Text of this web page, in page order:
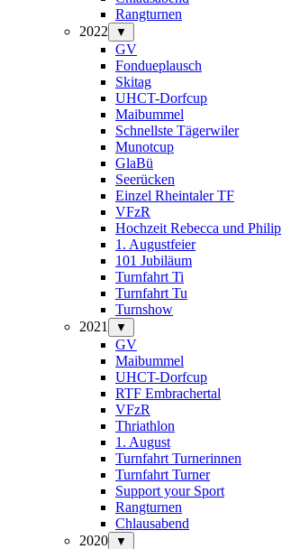
Rangturnen
2022
▼
GV
Fondueplausch
Skitag
UHCT-Dorfcup
Maibummel
Schnellste Tägerwiler
Munotcup
GlaBü
Seerücken
Einzel Rheintaler TF
VFzR
Hochzeit Rebecca und Philip
1. Augustfeier
101 Jubiläum
Turnfahrt Ti
Turnfahrt Tu
Turnshow
2021
▼
GV
Maibummel
UHCT-Dorfcup
RTF Embrachertal
VFzR
Thriathlon
1. August
Turnfahrt Turnerinnen
Turnfahrt Turner
Support your Sport
Rangturnen
Chlausabend
2020
▼